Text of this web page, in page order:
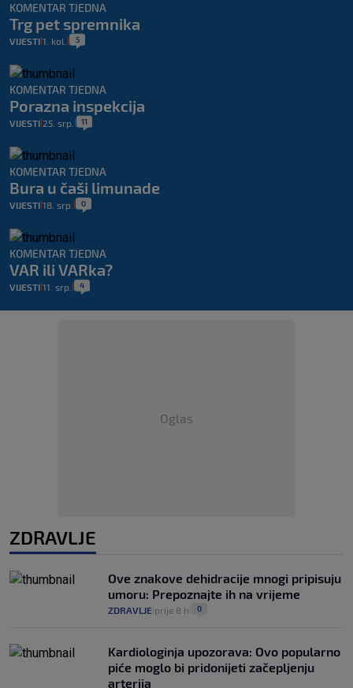
KOMENTAR TJEDNA
Trg pet spremnika
VIJESTI 1. kol. 5
KOMENTAR TJEDNA
Porazna inspekcija
VIJESTI 25. srp. 11
KOMENTAR TJEDNA
Bura u čaši limunade
VIJESTI 18. srp. 0
KOMENTAR TJEDNA
VAR ili VARka?
VIJESTI 11. srp. 4
Oglas
ZDRAVLJE
Ove znakove dehidracije mnogi pripisuju
umoru: Prepoznajte ih na vrijeme
ZDRAVLJE prije 8 h 0
Kardiologinja upozorava: Ovo popularno
piće moglo bi pridonijeti začepljenju
arterija